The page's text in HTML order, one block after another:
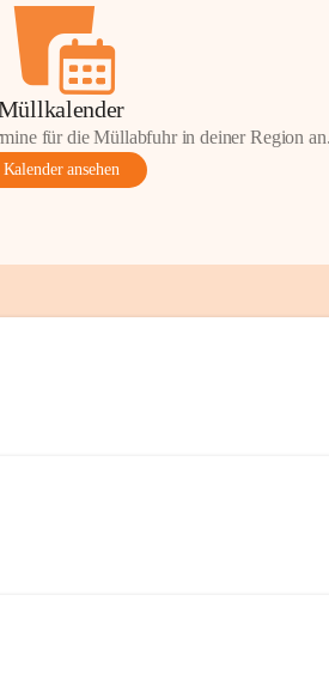
für die Müllabfuhr in deiner Region
Kalender ansehen